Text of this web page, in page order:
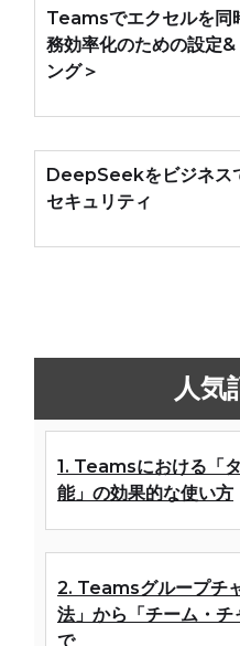
Teamsでエクセルを同
務効率化のための設定
ング＞
DeepSeekをビジネス
セキュリティ
人気
1. Teamsにおける「
能」の効果的な使い方
2. Teamsグループチ
法」から「チーム・チ
で